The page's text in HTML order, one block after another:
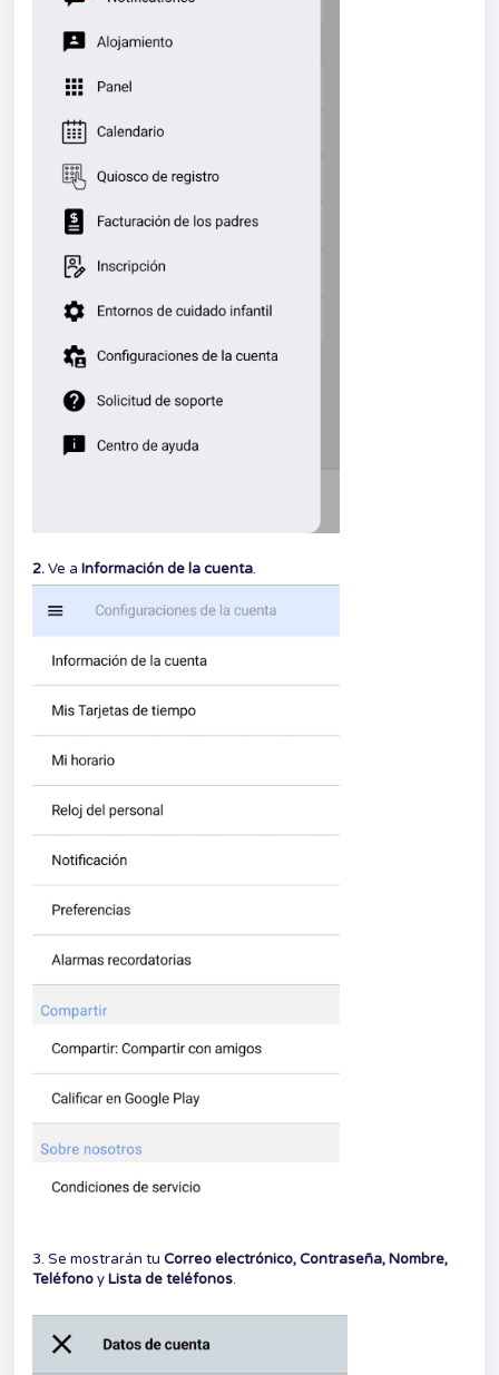
2.Ve a Información de la cuenta.
3. Se mostrarán tu Correo electrónico, Contraseña, Nombre,
TeléfonoyLista de teléfonos.